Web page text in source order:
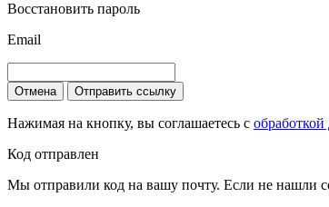
Восстановить пароль
Email
Отмена Отправить ссылку
Нажимая на кнопку, вы соглашаетесь с
Код отправлен
Мы отправили код на вашу почту. Если не нашли